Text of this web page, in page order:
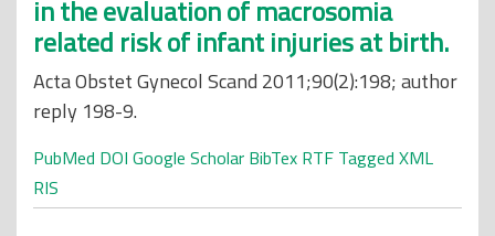
in the evaluation of macrosomia
related risk of infant injuries at birth.
Acta Obstet Gynecol Scand 2011;90(2):198; author
reply 198-9.
PubMed DOI Google Scholar BibTex RTF Tagged XML
RIS